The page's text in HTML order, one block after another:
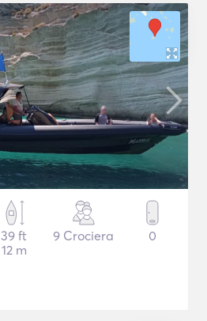
39 ft
12 m
9 Crociera 0